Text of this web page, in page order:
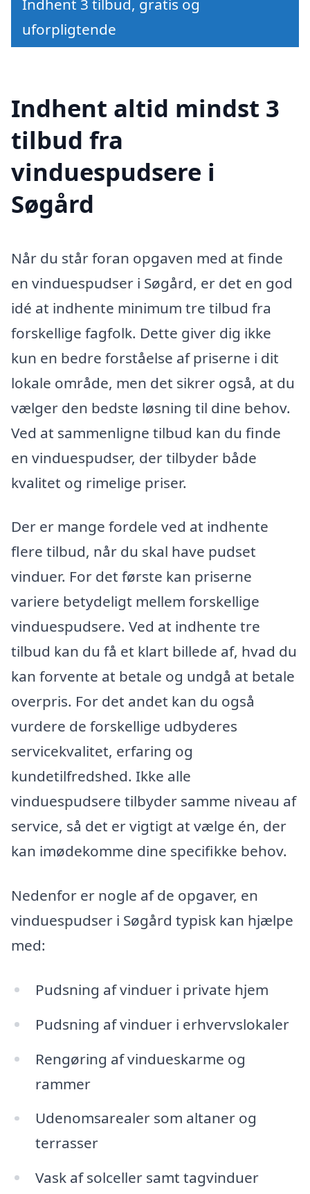
Indhent 3 tilbud, gratis og
uforpligtende
Indhent altid mindst 3
tilbud fra
vinduespudsere i
Søgård
Når du står foran opgaven med at finde
en vinduespudser i Søgård, er det en god
idé at indhente minimum tre tilbud fra
forskellige fagfolk. Dette giver dig ikke
kun en bedre forståelse af priserne i dit
lokale område, men det sikrer også, at du
vælger den bedste løsning til dine behov.
Ved at sammenligne tilbud kan du finde
en vinduespudser, der tilbyder både
kvalitet og rimelige priser.
Der er mange fordele ved at indhente
flere tilbud, når du skal have pudset
vinduer. For det første kan priserne
variere betydeligt mellem forskellige
vinduespudsere. Ved at indhente tre
tilbud kan du få et klart billede af, hvad du
kan forvente at betale og undgå at betale
overpris. For det andet kan du også
vurdere de forskellige udbyderes
servicekvalitet, erfaring og
kundetilfredshed. Ikke alle
vinduespudsere tilbyder samme niveau af
service, så det er vigtigt at vælge én, der
kan imødekomme dine specifikke behov.
Nedenfor er nogle af de opgaver, en
vinduespudser i Søgård typisk kan hjælpe
med:
Pudsning af vinduer i private hjem
Pudsning af vinduer i erhvervslokaler
Rengøring af vindueskarme og
rammer
Udenomsarealer som altaner og
terrasser
Vask af solceller samt tagvinduer